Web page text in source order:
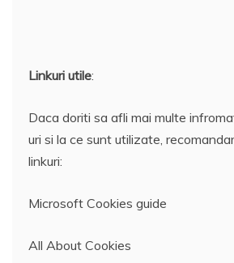
Linkuri utile:
Daca doriti sa afli mai multe
uri si la ce sunt utilizate,
linkuri:
Microsoft Cookies guide
All About Cookies